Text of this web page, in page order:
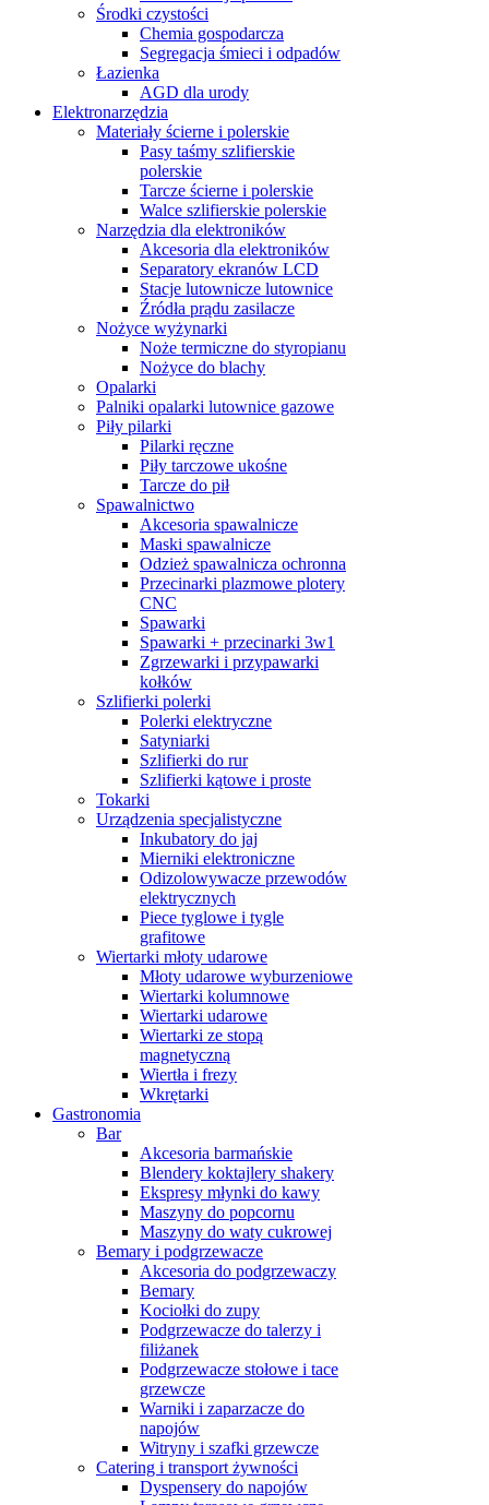
Środki czystości
Chemia gospodarcza
Segregacja śmieci i odpadów
Łazienka
AGD dla urody
Elektronarzędzia
Materiały ścierne i polerskie
Pasy taśmy szlifierskie
polerskie
Tarcze ścierne i polerskie
Walce szlifierskie polerskie
Narzędzia dla elektroników
Akcesoria dla elektroników
Separatory ekranów LCD
Stacje lutownicze lutownice
Źródła prądu zasilacze
Nożyce wyżynarki
Noże termiczne do styropianu
Nożyce do blachy
Opalarki
Palniki opalarki lutownice gazowe
Piły pilarki
Pilarki ręczne
Piły tarczowe ukośne
Tarcze do pił
Spawalnictwo
Akcesoria spawalnicze
Maski spawalnicze
Odzież spawalnicza ochronna
Przecinarki plazmowe plotery
CNC
Spawarki
Spawarki + przecinarki 3w1
Zgrzewarki i przypawarki
kołków
Szlifierki polerki
Polerki elektryczne
Satyniarki
Szlifierki do rur
Szlifierki kątowe i proste
Tokarki
Urządzenia specjalistyczne
Inkubatory do jaj
Mierniki elektroniczne
Odizolowywacze przewodów
elektrycznych
Piece tyglowe i tygle
grafitowe
Wiertarki młoty udarowe
Młoty udarowe wyburzeniowe
Wiertarki kolumnowe
Wiertarki udarowe
Wiertarki ze stopą
magnetyczną
Wiertła i frezy
Wkrętarki
Gastronomia
Bar
Akcesoria barmańskie
Blendery koktajlery shakery
Ekspresy młynki do kawy
Maszyny do popcornu
Maszyny do waty cukrowej
Bemary i podgrzewacze
Akcesoria do podgrzewaczy
Bemary
Kociołki do zupy
Podgrzewacze do talerzy i
filiżanek
Podgrzewacze stołowe i tace
grzewcze
Warniki i zaparzacze do
napojów
Witryny i szafki grzewcze
Catering i transport żywności
Dyspensery do napojów